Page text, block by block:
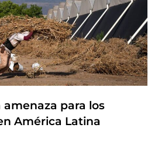
amenaza para los
América Latina